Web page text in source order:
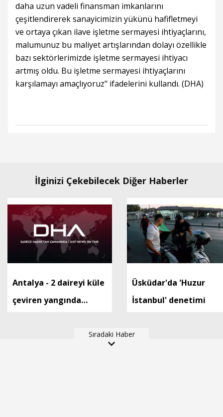
daha uzun vadeli finansman imkanlarını
çeşitlendirerek sanayicimizin yükünü hafifletmeyi
ve ortaya çıkan ilave işletme sermayesi ihtiyaçlarını,
malumunuz bu maliyet artışlarından dolayı özellikle
bazı sektörlerimizde işletme sermayesi ihtiyacı
artmış oldu. Bu işletme sermayesi ihtiyaçlarını
karşılamayı amaçlıyoruz" ifadelerini kullandı. (DHA)
İlginizi Çekebilecek Diğer Haberler
Antalya - 2 daireyi küle
çeviren yangında
Üsküdar'da 'Huzur
İstanbul' denetimi
Sıradaki Haber